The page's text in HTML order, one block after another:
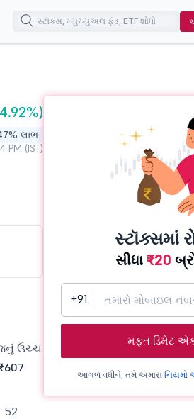
લાભ
PM (IST)
ઉચ્ચ
52
સ્ટૉક્સમાં
સીધા ₹20
+91
મફત ડિમેટ
આગળ વધીને, તમે અમારા નિયમો